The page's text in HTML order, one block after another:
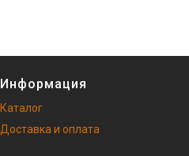
Информация
Каталог
Доставка и оплата